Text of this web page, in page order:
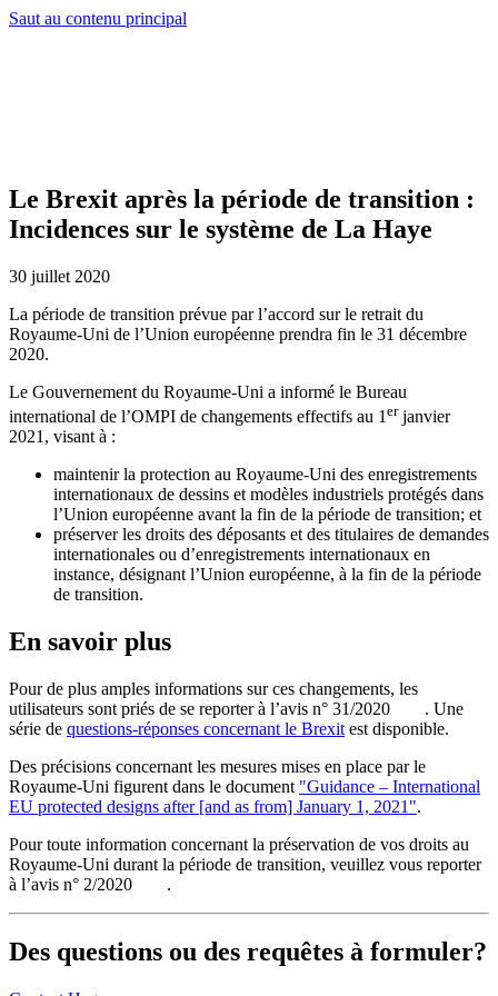
Saut au contenu principal
Le Brexit après la période de transition :
Incidences sur le système de La Haye
30 juillet 2020
La période de transition prévue par l’accord sur le retrait du
Royaume-Uni de l’Union européenne prendra fin le 31 décembre
2020.
Le Gouvernement du Royaume-Uni a informé le Bureau
international de l’OMPI de changements effectifs au 1 erjanvier
2021, visant à :
maintenir la protection au Royaume-Uni des enregistrements
internationaux de dessins et modèles industriels protégés dans
l’Union européenne avant la fin de la période de transition; et
préserver les droits des déposants et des titulaires de demandes
internationales ou d’enregistrements internationaux en
instance, désignant l’Union européenne, à la fin de la période
de transition.
En savoir plus
Pour de plus amples informations sur ces changements, les
utilisateurs sont priés de se reporter à l’avis n° 31/2020
. Une
série de questions-réponses concernant le Brexit est disponible.
Des précisions concernant les mesures mises en place par le
Royaume-Uni figurent dans le document "Guidance – International
EU protected designs after [and as from] January 1, 2021".
Pour toute information concernant la préservation de vos droits au
Royaume-Uni durant la période de transition, veuillez vous reporter
à l’avis n° 2/2020
.
Des questions ou des requêtes à formuler?